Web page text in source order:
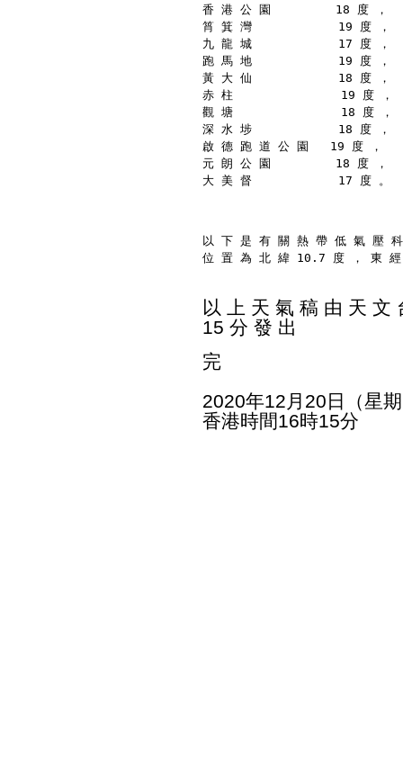
香 港 公 園         18 度 ，
筲 箕 灣            19 度 ，
九 龍 城            17 度 ，
跑 馬 地            19 度 ，
黃 大 仙            18 度 ，
赤 柱               19 度 ，
觀 塘               18 度 ，
深 水 埗            18 度 ，
啟 德 跑 道 公 園   19 度 ，
元 朗 公 園         18 度 ，
大 美 督            17 度 。
以 下 是 有 關 熱 帶 低 氣 壓
位 置 為 北 緯 10.7 度 ， 東
以 上 天 氣 稿 由 天 文
15 分 發 出
完
2020年12月20日（星
香港時間16時15分